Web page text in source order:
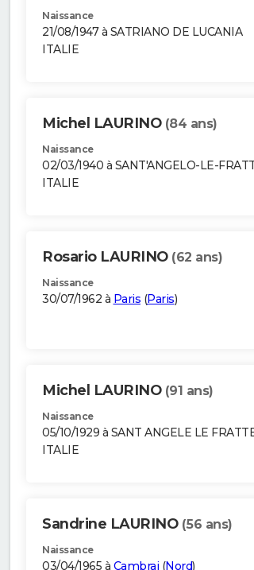
Naissance
21/08/1947 à SATRIANO DE LUCANIA
ITALIE
Michel LAURINO (84 ans)
Naissance
02/03/1940 à SANT'ANGELO-LE-
ITALIE
Rosario LAURINO (62 ans)
Naissance
30/07/1962 à Paris (Paris)
Michel LAURINO (91 ans)
Naissance
05/10/1929 à SANT ANGELE LE
ITALIE
Sandrine LAURINO (56 ans)
Naissance
03/04/1965 à Cambrai (Nord)